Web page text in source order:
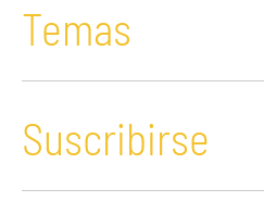
Temas
Suscribirse